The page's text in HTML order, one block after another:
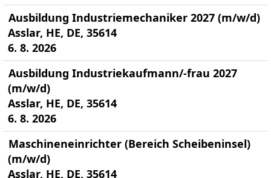
Ausbildung Industriemechaniker 2027 (m/w/d)
Asslar, HE, DE, 35614
6. 8. 2026
Ausbildung Industriekaufmann/-frau 2027
(m/w/d)
Asslar, HE, DE, 35614
6. 8. 2026
Maschineneinrichter (Bereich Scheibeninsel)
(m/w/d)
Asslar, HE, DE, 35614